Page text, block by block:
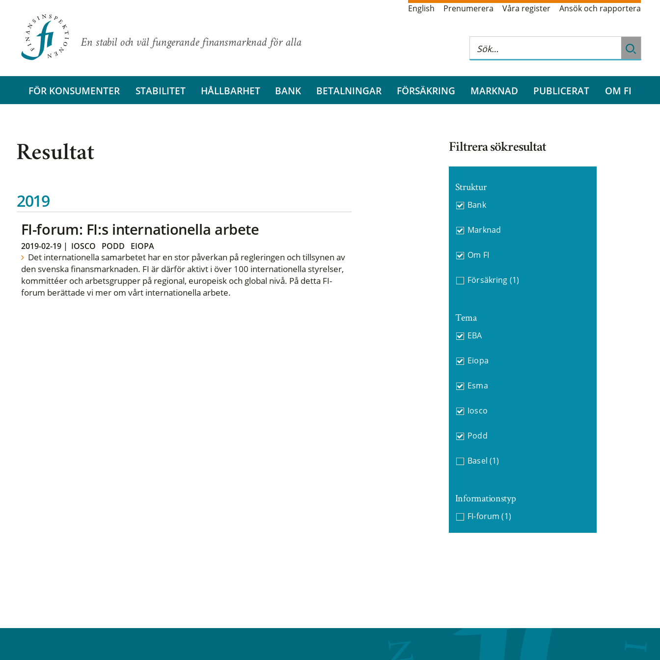
En stabil och väl fungerande finansmarknad för alla
English Prenumerera Våra register Ansök och rapportera
FÖR KONSUMENTER STABILITET HÅLLBARHET BANK BETALNINGAR FÖRSÄKRING MARKNAD PUBLICERAT OM FI
Resultat
2019
FI-forum: FI:s internationella arbete
2019-02-19| IOSCO PODD EIOPA
Det internationella samarbetet har en stor påverkan på regleringen och tillsynen av
den svenska finansmarknaden. FI är därför aktivt i över 100 internationella styrelser,
kommittéer och arbetsgrupper på regional, europeisk och global nivå. På detta FI-
forum berättade vi mer om vårt internationella arbete.
Filtrera sökresultat
Struktur
Bank
Marknad
Om FI
Försäkring (1)
Tema
EBA
Eiopa
Esma
Iosco
Podd
Basel (1)
Informationstyp
FI-forum (1)